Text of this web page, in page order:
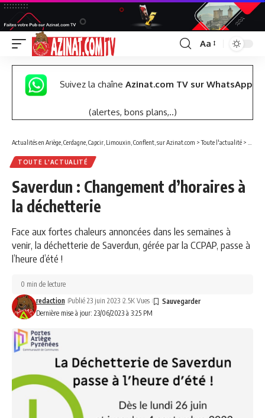
Font
Resizer
Aa
Suivez la chaîne Azinat.com TV sur WhatsApp
(alertes, bons plans,..)
Actualités en Ariège, Cerdagne, Capcir, Limouxin, Conflent, sur Azinat.com >Toute l'actualité >
TOUTE L'ACTUALITÉ
Saverdun : Changement d’horaires à
la déchetterie
Face aux fortes chaleurs annoncées dans les semaines à
venir, la déchetterie de Saverdun, gérée par la CCPAP, passe à
l’heure d’été !
Dernière mise à jour: 23/06/2023 à 3:25 PM
redaction Publié 23 juin 2023 2.5K Vues
0 min de lecture